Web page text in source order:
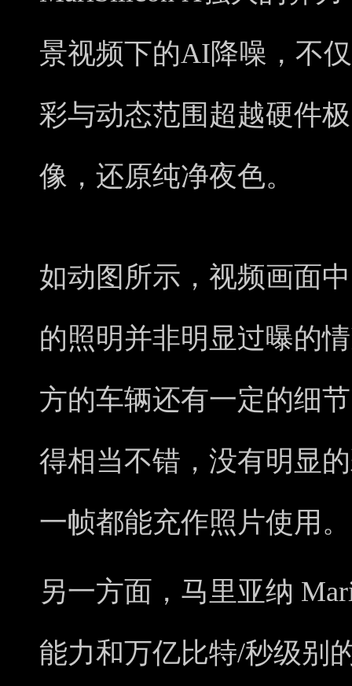
景视频下的AI降噪，不
彩与动态范围超越硬件
像，还原纯净夜色。
如动图所示，视频画面
的照明并非明显过曝的
方的车辆还有一定的细
得相当不错，没有明显
一帧都能充作照片使用。
另一方面，马里亚纳
能力和万亿比特/秒级别